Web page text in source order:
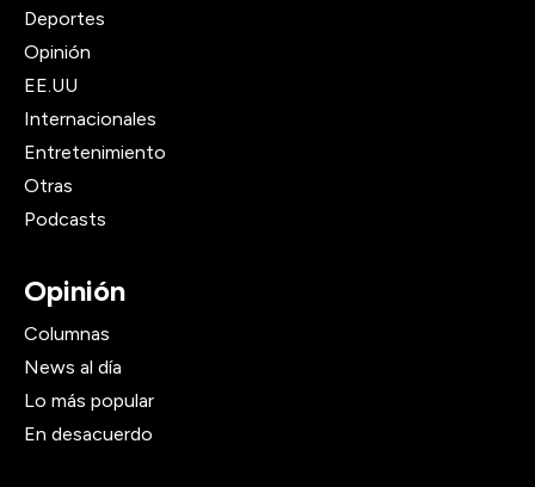
Deportes
Opinión
EE.UU
Internacionales
Entretenimiento
Otras
Podcasts
Opinión
Columnas
News al día
Lo más popular
En desacuerdo